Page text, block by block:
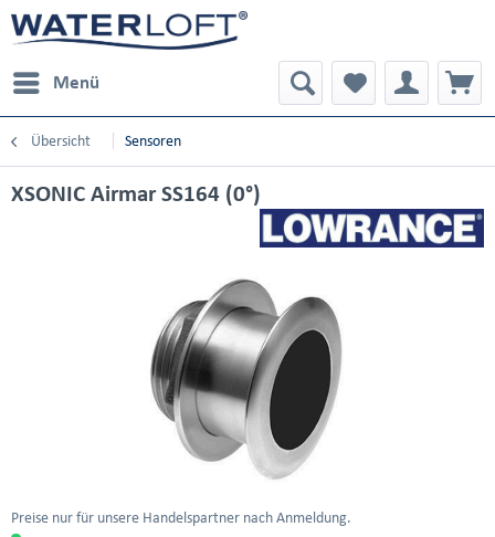
Menü
Übersicht Sensoren
XSONIC Airmar SS164 (0°)
Preise nur für unsere Handelspartner nach Anmeldung.